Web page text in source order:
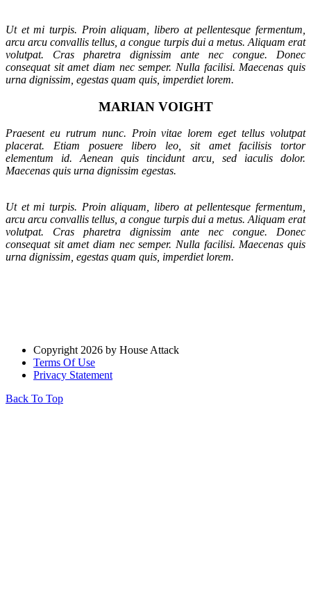
Ut et mi turpis. Proin aliquam, libero at pellentesque fermentum,
arcu arcu convallis tellus, a congue turpis dui a metus. Aliquam erat
volutpat. Cras pharetra dignissim ante nec congue. Donec
consequat sit amet diam nec semper. Nulla facilisi. Maecenas quis
urna dignissim, egestas quam quis, imperdiet lorem.
MARIAN VOIGHT
Praesent eu rutrum nunc. Proin vitae lorem eget tellus volutpat
placerat. Etiam posuere libero leo, sit amet facilisis tortor
elementum id. Aenean quis tincidunt arcu, sed iaculis dolor.
Maecenas quis urna dignissim egestas.
Ut et mi turpis. Proin aliquam, libero at pellentesque fermentum,
arcu arcu convallis tellus, a congue turpis dui a metus. Aliquam erat
volutpat. Cras pharetra dignissim ante nec congue. Donec
consequat sit amet diam nec semper. Nulla facilisi. Maecenas quis
urna dignissim, egestas quam quis, imperdiet lorem.
Copyright 2026 by House Attack
Terms Of Use
Privacy Statement
Back To Top